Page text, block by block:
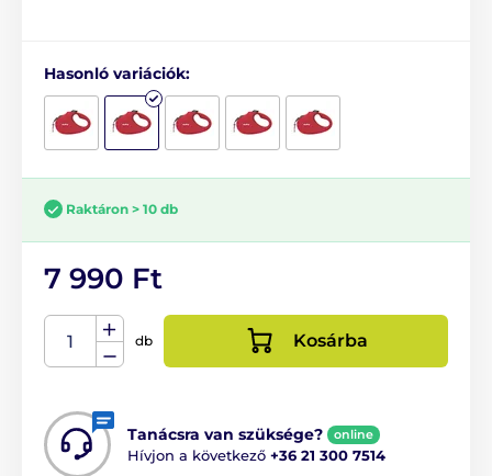
Hasonló variációk:
Raktáron > 10 db
7 990 Ft
db Kosárba
Tanácsra van szüksége? online
Hívjon a következő +36 21 300 7514